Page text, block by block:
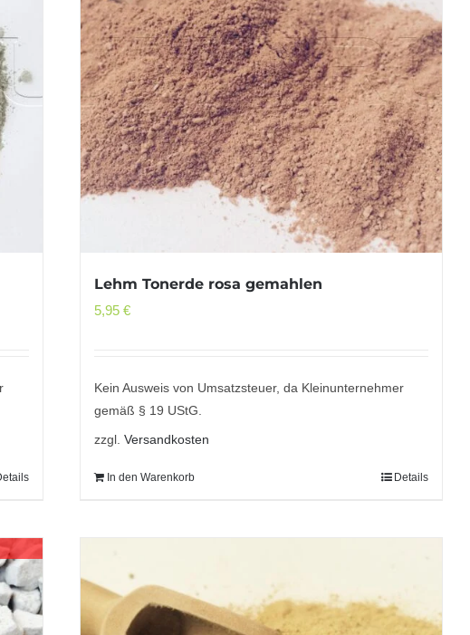
Lehm Tonerde rosa gemahlen
5,95 €
Kein Ausweis von Umsatzsteuer, da Kleinunternehmer
gemäß § 19 UStG.
zzgl. Versandkosten
In den Warenkorb Details